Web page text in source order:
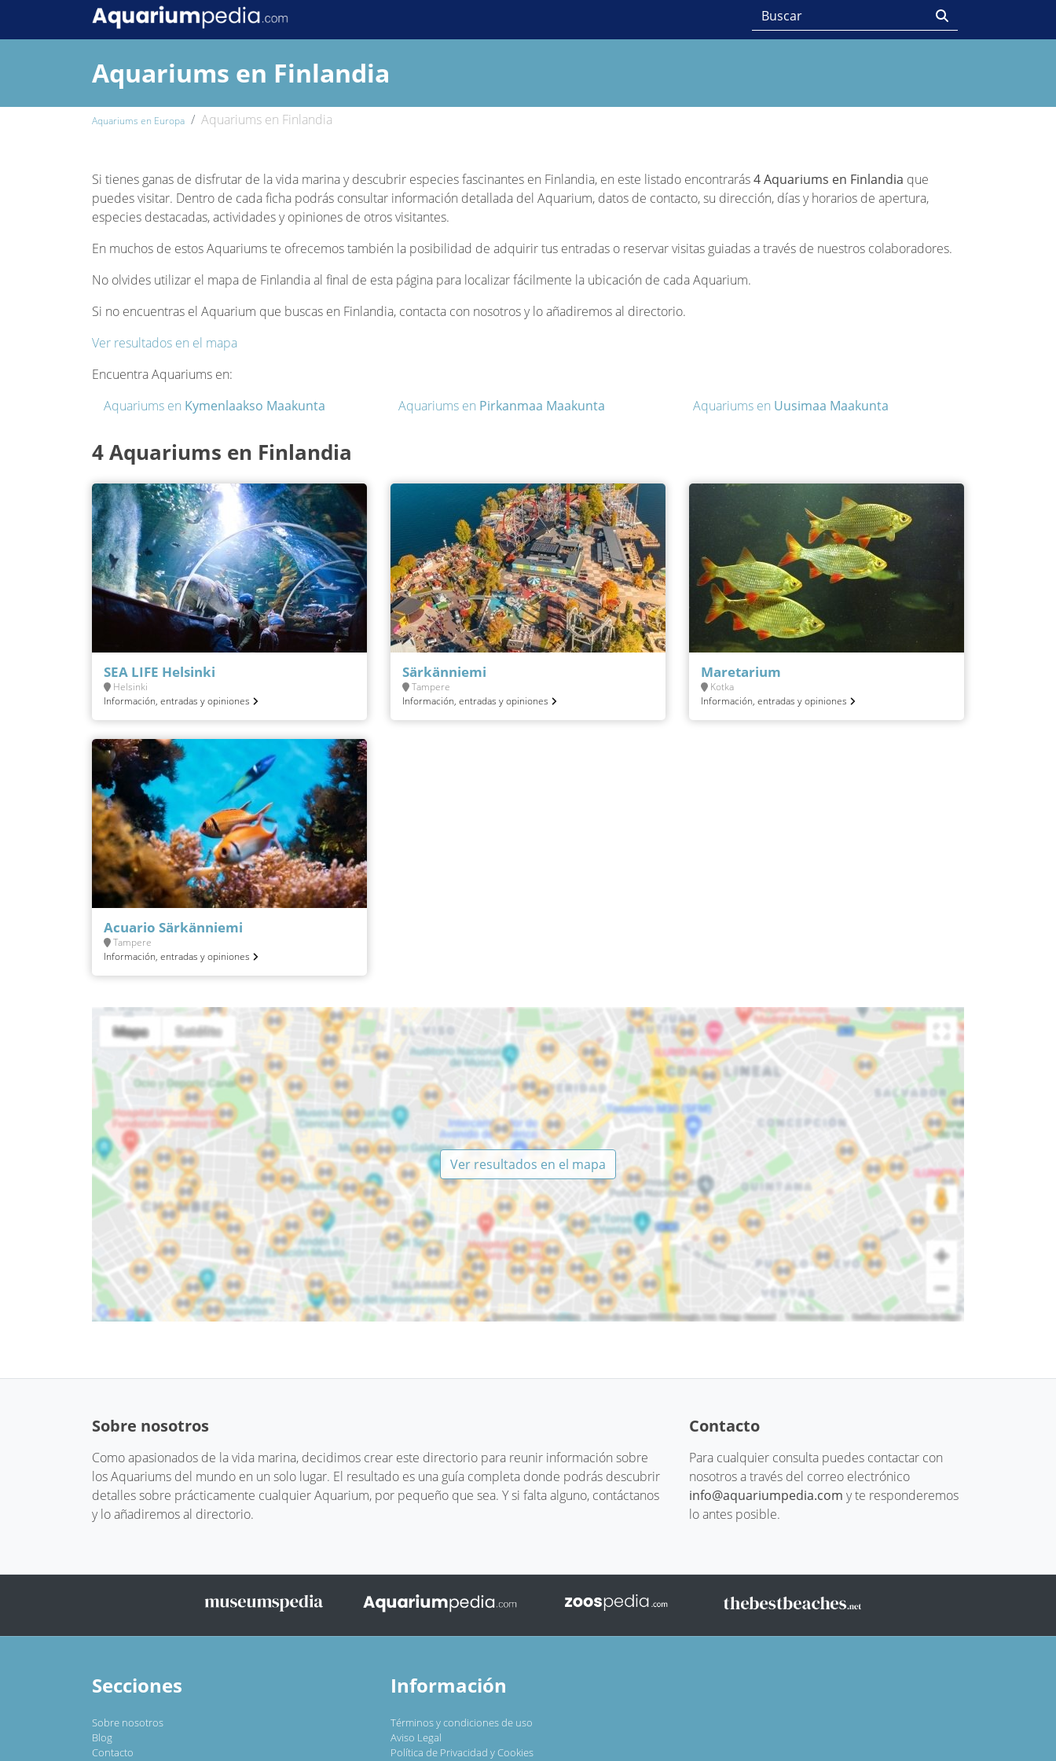
Aquariums en Finlandia
Aquariums en Europa Aquariums en Finlandia
Si tienes ganas de disfrutar de la vida marina y descubrir especies fascinantes en Finlandia, en este listado encontrarás4 Aquariums en Finlandia que
puedes visitar. Dentro de cada ficha podrás consultar información detallada del Aquarium, datos de contacto, su dirección, días y horarios de apertura,
especies destacadas, actividades y opiniones de otros visitantes.
En muchos de estos Aquariums te ofrecemos también la posibilidad de adquirir tus entradas o reservar visitas guiadas a través de nuestros colaboradores.
No olvides utilizar el mapa de Finlandia al final de esta página para localizar fácilmente la ubicación de cada Aquarium.
Si no encuentras el Aquarium que buscas en Finlandia, contacta con nosotros y lo añadiremos al directorio.
Ver resultados en el mapa
Encuentra Aquariums en:
Aquariums en Kymenlaakso Maakunta Aquariums en Pirkanmaa Maakunta Aquariums en Uusimaa Maakunta
4 Aquariums en Finlandia
SEA LIFE Helsinki
Helsinki
Información, entradas y opiniones
Särkänniemi
Tampere
Información, entradas y opiniones
Maretarium
Kotka
Información, entradas y opiniones
Acuario Särkänniemi
Tampere
Información, entradas y opiniones
Ver resultados en el mapa
Sobre nosotros
Como apasionados de la vida marina, decidimos crear este directorio para reunir información sobre
los Aquariums del mundo en un solo lugar. El resultado es una guía completa donde podrás descubrir
detalles sobre prácticamente cualquier Aquarium, por pequeño que sea. Y si falta alguno, contáctanos
y lo añadiremos al directorio.
Contacto
Para cualquier consulta puedes contactar con
nosotros a través del correo electrónico
info@aquariumpedia.com y te responderemos
lo antes posible.
Secciones
Sobre nosotros
Blog
Contacto
Información
Términos y condiciones de uso
Aviso Legal
Política de Privacidad y Cookies